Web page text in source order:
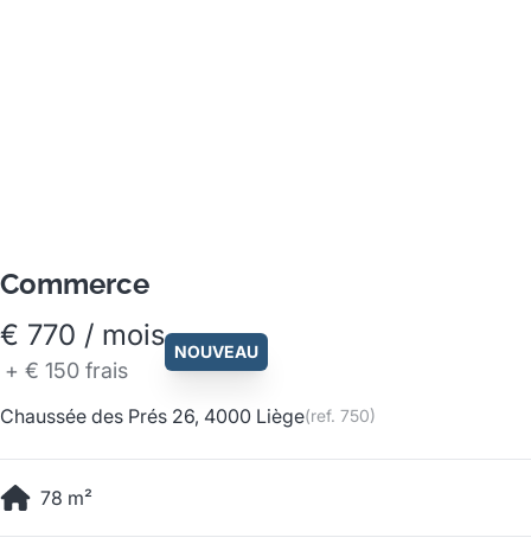
Commerce
€ 770 / mois
+ € 150 frais
NOUVEAU
Chaussée des Prés 26, 4000 Liège(ref. 750)
78 m²